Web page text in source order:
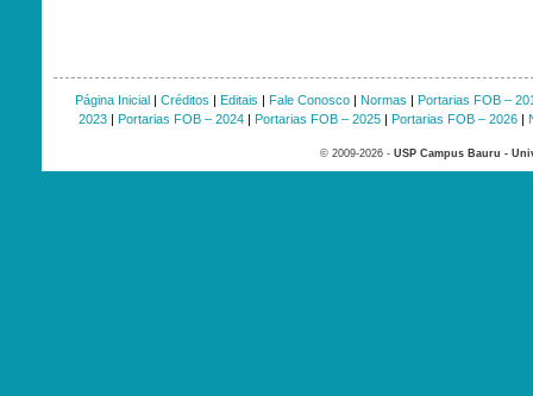
Página Inicial| Créditos | Editais | Fale Conosco| Normas | Portarias FOB –
2023| Portarias FOB – 2024| Portarias FOB – 2025| Portarias FOB – 2026|
© 2009-2026 - USP Campus Bauru -